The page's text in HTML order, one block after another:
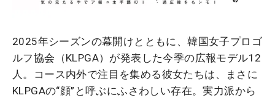
2025年シーズンの幕開けとともに、韓国女子プロゴ
ルフ協会（KLPGA）が発表した今季の広報モデル12
人。コース内外で注目を集める彼女たちは、まさに
KLPGAの“顔”と呼ぶにふさわしい存在。実力派から